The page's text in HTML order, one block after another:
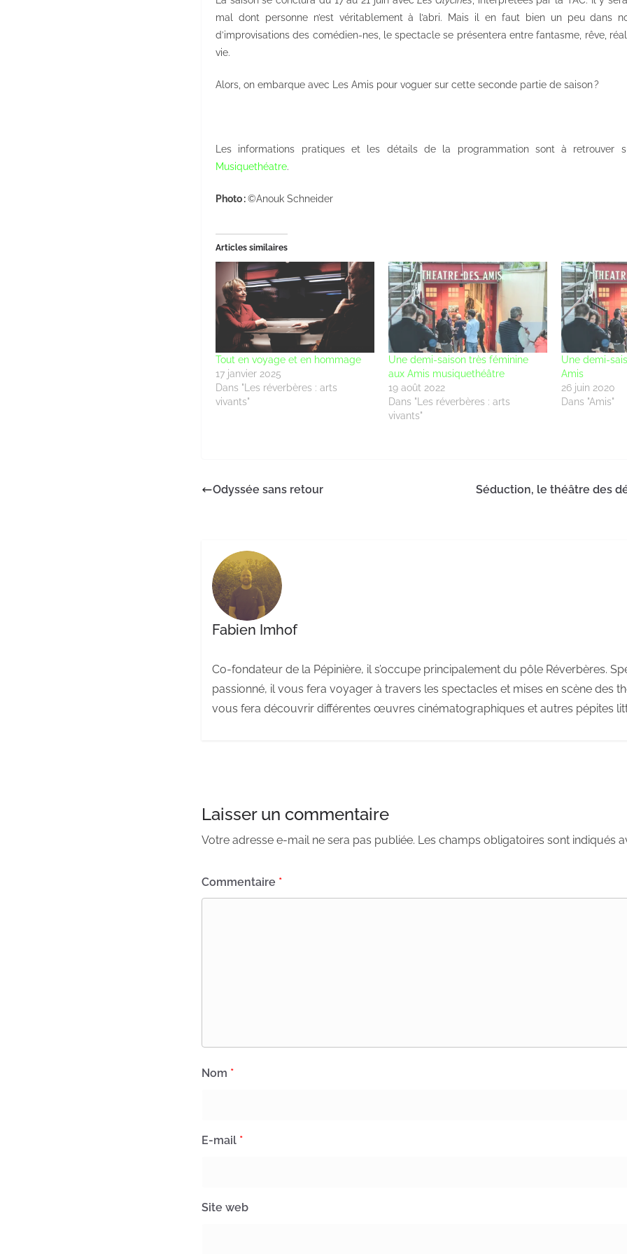
mal dont personne n’est véritablement à l’abri. Mais il en faut bien un peu dans
d’improvisations des comédien-nes, le spectacle se présentera entre fantasme, rêve,
vie.
Alors, on embarque avec Les Amis pour voguer sur cette seconde partie de saison ?
Les informations pratiques et les détails de la programmation sont à retrouver
Musiquethéatre.
Photo :©Anouk Schneider
Articles similaires
Tout en voyage et en hommage
17 janvier 2025
Dans "Les réverbères : arts
vivants"
Une demi-saison très féminine
aux Amis musiquethéâtre
19 août 2022
Dans "Les réverbères : arts
vivants"
Une demi-
Amis
26 juin 2020
Dans "Amis"
Odyssée sans retour Séduction, le théâtre des
Fabien Imhof
Co-fondateur de la Pépinière, il s’occupe principalement du pôle Réverbères.
passionné, il vous fera voyager à travers les spectacles et mises en scène des
vous fera découvrir différentes œuvres cinématographiques et autres pépites
Laisser un commentaire
Votre adresse e-mail ne sera pas publiée. Les champs obligatoires sont indiqués
Commentaire *
Nom *
E-mail *
Site web